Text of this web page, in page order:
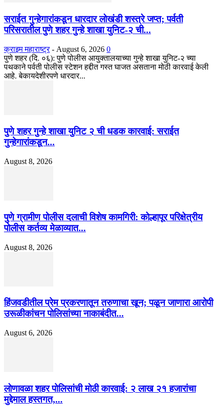
सराईत गुन्हेगारांकडून धारदार लोखंडी शस्त्रे जप्त; पर्वती
परिसरातील पुणे शहर गुन्हे शाखा युनिट-२ ची...
क्राइम महाराष्ट्र - August 6, 2026 0
पुणे शहर (दि. ०६): पुणे पोलीस आयुक्तालयाच्या गुन्हे शाखा युनिट-२ च्या
पथकाने पर्वती पोलीस स्टेशन हद्दीत गस्त घाजत असताना मोठी कारवाई केली
आहे. बेकायदेशीरपणे धारदार...
पुणे शहर गुन्हे शाखा युनिट २ ची धडक कारवाई: सराईत
गुन्हेगारांकडून...
August 8, 2026
पुणे ग्रामीण पोलीस दलाची विशेष कामगिरी: कोल्हापूर परिक्षेत्रीय
पोलीस कर्तव्य मेळाव्यात...
August 8, 2026
हिंजवडीतील प्रेम प्रकरणातून तरुणाचा खून; पळून जाणारा आरोपी
उरूळीकांचन पोलिसांच्या नाकाबंदीत...
August 6, 2026
लोणावळा शहर पोलिसांची मोठी कारवाई: २ लाख २१ हजारांचा
मुद्देमाल हस्तगत,...